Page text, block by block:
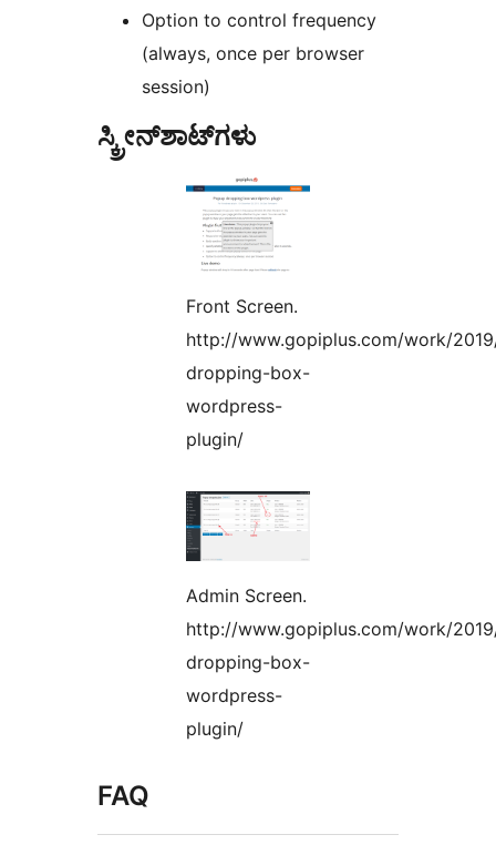
Option to control frequency
(always, once per browser
session)
ಸ್ಕ್ರೀನ್‌ಶಾಟ್‌ಗಳು
Front Screen.
http://www.gopiplus.com/work/
dropping-box-
wordpress-
plugin/
Admin Screen.
http://www.gopiplus.com/work/
dropping-box-
wordpress-
plugin/
FAQ